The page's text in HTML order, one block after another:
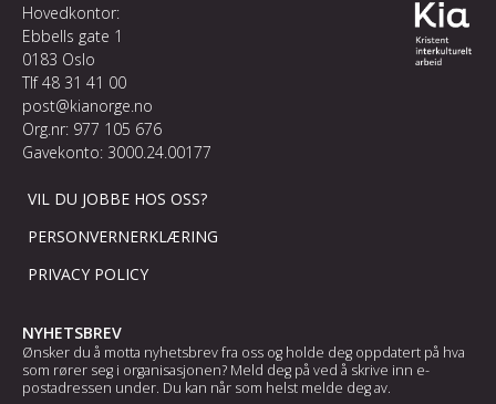
Hovedkontor:
Ebbells gate 1
0183 Oslo
Tlf48 31 41 00
post@kianorge.no
Org.nr: 977 105 676
Gavekonto: 3000.24.00177
VIL DU JOBBE HOS OSS?
PERSONVERNERKLÆRING
PRIVACY POLICY
NYHETSBREV
Ønsker du å motta nyhetsbrev fra oss og holde deg oppdatert på hva
som rører seg i organisasjonen? Meld deg på ved å skrive inn e-
postadressen under. Du kan når som helst melde deg av.